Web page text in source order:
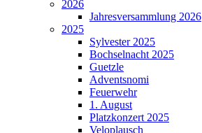
2026
Jahresversammlung 2026
2025
Sylvester 2025
Bochselnacht 2025
Guetzle
Adventsnomi
Feuerwehr
1. August
Platzkonzert 2025
Veloplausch